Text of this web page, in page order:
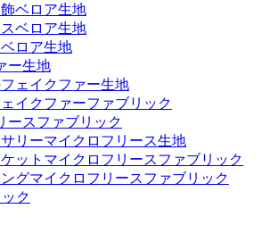
ベロア生地
ベロア生地
ロア生地
ー生地
ェイクファー生地
ェイクファーファブリック
ースファブリック
リーマイクロフリース生地
ットマイクロフリースファブリック
グマイクロフリースファブリック
ク